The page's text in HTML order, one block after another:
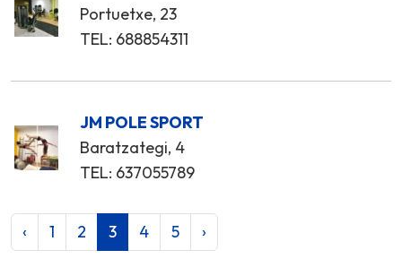
Portuetxe, 23
TEL: 688854311
JM POLE SPORT
Baratzategi, 4
TEL: 637055789
‹ 1 2 3 4 5 ›